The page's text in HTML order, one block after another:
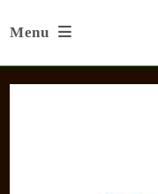
Menu